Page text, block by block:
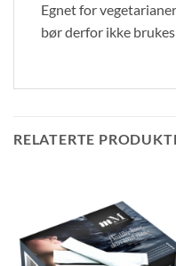
Egnet for
bør derfor ikke
RELATERTE